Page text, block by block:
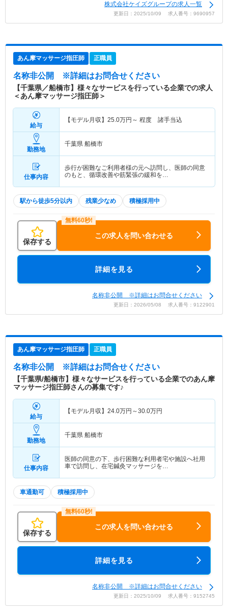
株式会社ケイズグループの求人一覧
更新日：2025/10/09 求人番号：9690957
あん摩マッサージ指圧師 正職員
名称非公開 ※詳細はお問合せください
【千葉県／船橋市】様々なサービスを行っている企業での求人
＜あん摩マッサージ指圧師＞
給与
【モデル月収】 25.0万円～ 程度 諸手当込
勤務地
千葉県 船橋市
仕事内容
歩行が困難なご利用者様の元へ訪問し、医師の同意
のもと、循環改善や筋緊張の緩和を…
駅から徒歩5分以内 残業少なめ 積極採用中
保存する
この求人を問い合わせる
詳細を見る
名称非公開 ※詳細はお問合せください
更新日：2026/05/08 求人番号：9122901
あん摩マッサージ指圧師 正職員
名称非公開 ※詳細はお問合せください
【千葉県/船橋市】様々なサービスを行っている企業でのあん摩
マッサージ指圧師さんの募集です♪
給与
【モデル月収】 24.0万円～30.0万円
勤務地
千葉県 船橋市
仕事内容
医師の同意の下、歩行困難な利用者宅や施設へ社用
車で訪問し、在宅鍼灸マッサージを…
車通勤可 積極採用中
保存する
この求人を問い合わせる
詳細を見る
名称非公開 ※詳細はお問合せください
更新日：2025/10/09 求人番号：9152745